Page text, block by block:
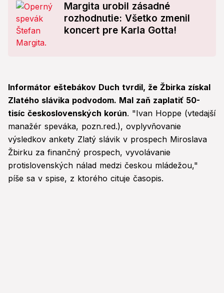
Margita urobil zásadné
rozhodnutie: Všetko zmenil
koncert pre Karla Gotta!
Informátor eštebákov Duch tvrdil, že Žbirka získal
Zlatého slávika podvodom. Mal zaň zaplatiť 50-
tisíc československých korún. "Ivan Hoppe (vtedajší
manažér speváka, pozn.red.), ovplyvňovanie
výsledkov ankety Zlatý slávik v prospech Miroslava
Žbirku za finančný prospech, vyvolávanie
protislovenských nálad medzi českou mládežou,"
píše sa v spise, z ktorého cituje časopis.